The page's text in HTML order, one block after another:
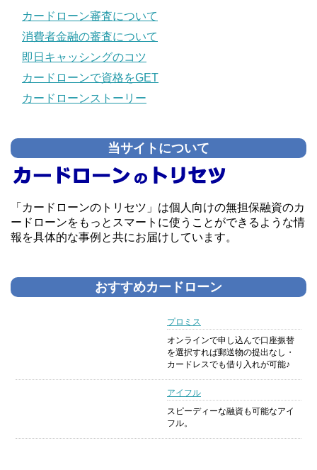
カードローン審査について
消費者金融の審査について
即日キャッシングのコツ
カードローンで資格をGET
カードローンストーリー
当サイトについて
「カードローンのトリセツ」は個人向けの無担保融資のカ
ードローンをもっとスマートに使うことができるような情
報を具体的な事例と共にお届けしています。
おすすめカードローン
プロミス
オンラインで申し込んで口座振替
を選択すれば郵送物の提出なし・
カードレスでも借り入れが可能♪
アイフル
スピーディーな融資も可能なアイ
フル。